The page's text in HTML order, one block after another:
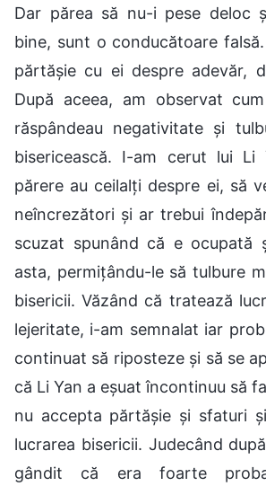
Dar părea să nu-i pese deloc
bine, sunt o conducătoare
părtășie cu ei despre adevăr,
După aceea, am observat
răspândeau negativitate și
bisericească. I-am cerut lui
părere au ceilalți despre ei, să
neîncrezători și ar trebui
scuzat spunând că e ocupată
asta, permițându-le să tulbure
bisericii. Văzând că tratează
lejeritate, i-am semnalat iar
continuat să riposteze și să se
că Li Yan a eșuat încontinuu să
nu accepta părtășie și sfaturi
lucrarea bisericii. Judecând
gândit că era foarte